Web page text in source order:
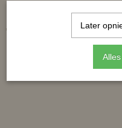
Halstertouw Polo Classic
€ 7,95 Later